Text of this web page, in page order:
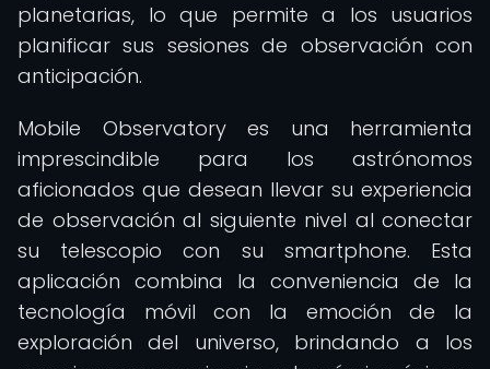
planetarias, lo que permite a los usuarios
planificar sus sesiones de observación con
anticipación.
Mobile Observatory es una herramienta
imprescindible para los astrónomos
aficionados que desean llevar su experiencia
de observación al siguiente nivel al conectar
su telescopio con su smartphone. Esta
aplicación combina la conveniencia de la
tecnología móvil con la emoción de la
exploración del universo, brindando a los